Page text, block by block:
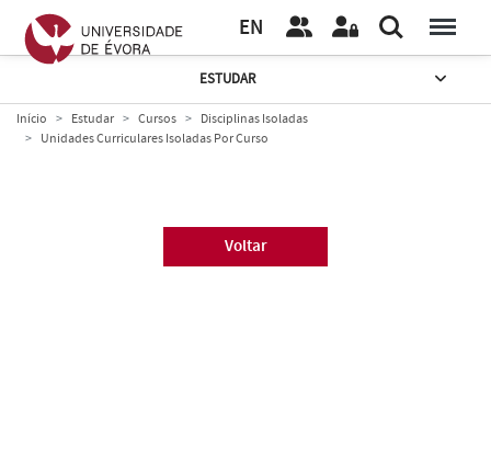
EN
ESTUDAR
Início Estudar Cursos
Disciplinas Isoladas
Unidades Curriculares Isoladas Por Curso
Voltar